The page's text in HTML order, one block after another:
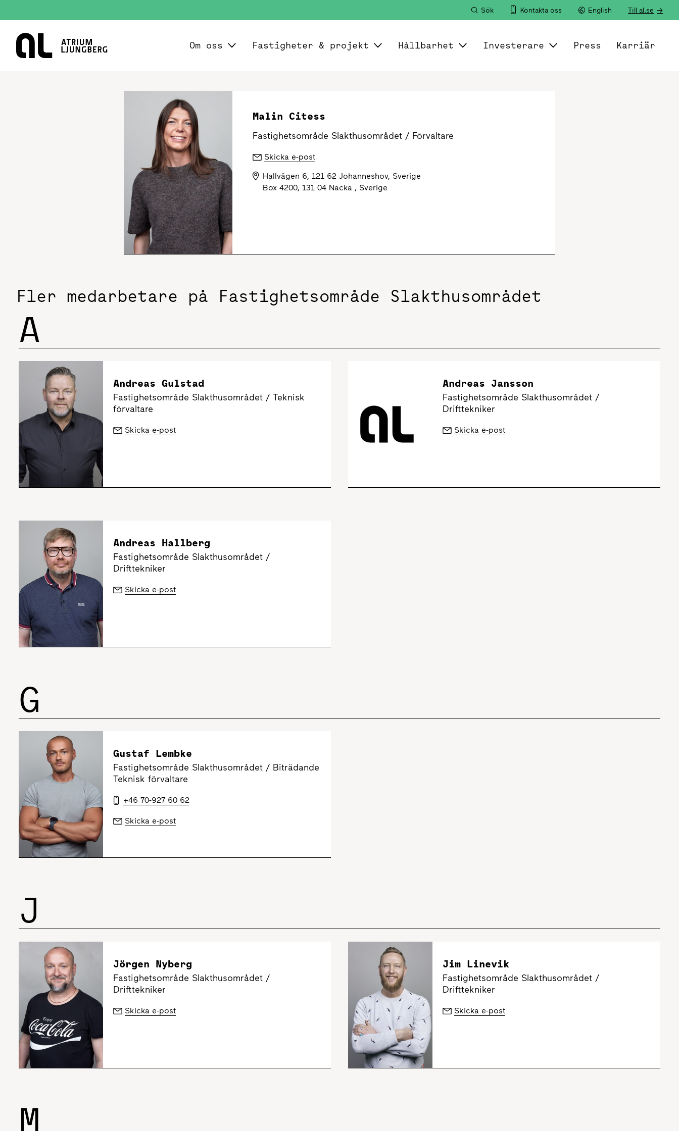
Sök Kontakta oss English Till al.se
Hem
Om oss Fastigheter & projekt Hållbarhet Investerare Press Karriär
Malin Citess
Fastighetsområde Slakthusområdet / Förvaltare
Skicka e-post
Hallvägen 6, 121 62 Johanneshov, Sverige
Box 4200, 131 04 Nacka , Sverige
Fler medarbetare på Fastighetsområde Slakthusområdet
A
Andreas Gulstad
Fastighetsområde Slakthusområdet / Teknisk
förvaltare
Skicka e-post
Andreas Jansson
Fastighetsområde Slakthusområdet /
Drifttekniker
Skicka e-post
Andreas Hallberg
Fastighetsområde Slakthusområdet /
Drifttekniker
Skicka e-post
G
Gustaf Lembke
Fastighetsområde Slakthusområdet / Biträdande
Teknisk förvaltare
+46 70-927 60 62
Skicka e-post
J
Jörgen Nyberg
Fastighetsområde Slakthusområdet /
Drifttekniker
Skicka e-post
Jim Linevik
Fastighetsområde Slakthusområdet /
Drifttekniker
Skicka e-post
M